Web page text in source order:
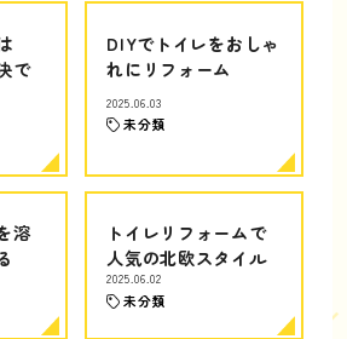
で
DIYでトイレをおしゃ
れにリフォーム
2025.06.03
未分類
溶
トイレリフォームで
人気の北欧スタイル
2025.06.02
未分類